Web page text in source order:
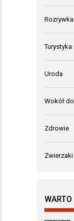
Rozrywka
Uroda
Wokół
Zdrowie
Zwierzaki